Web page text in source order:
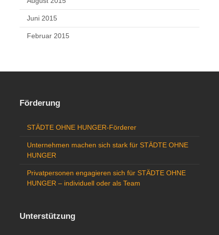
Juni 2015
Februar 2015
Förderung
STÄDTE OHNE HUNGER-Förderer
Unternehmen machen sich stark für STÄDTE OHNE
HUNGER
Privatpersonen engagieren sich für STÄDTE OHNE
HUNGER – individuell oder als Team
Unterstützung